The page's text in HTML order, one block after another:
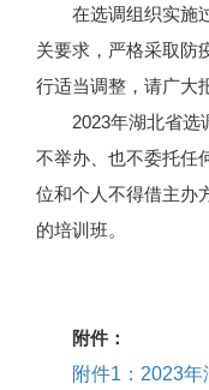
在选调组织实施
关要求，严格采取防
行适当调整，请广大
2023年湖北省选
不举办、也不委托任
位和个人不得借主办
的培训班。
附件：
附件1：2023